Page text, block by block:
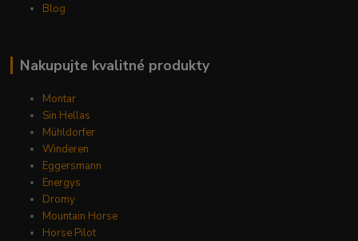
Blog
Nakupujte kvalitné produkty
Montar
Sin Hellas
Mühldorfer
Winderen
Eggersmann
Energys
Dromy
Mountain Horse
Horse Pilot